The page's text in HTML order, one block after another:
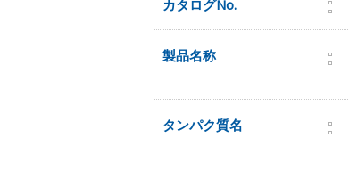
カタログNo.
製品名称
タンパク質名